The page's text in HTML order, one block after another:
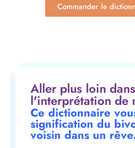
Commander le
Aller plus loin dans
l'interprétation de
Ce dictionnaire
signification du
voisin dans un